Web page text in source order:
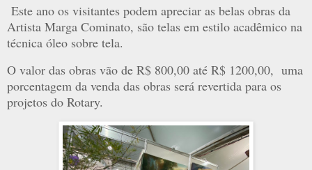
Este ano os visitantes podem apreciar as belas obras da
Artista Marga Cominato, são telas em estilo acadêmico na
técnica óleo sobre tela.
O valor das obras vão de R$ 800,00 até R$ 1200,00, uma
porcentagem da venda das obras será revertida para os
projetos do Rotary.